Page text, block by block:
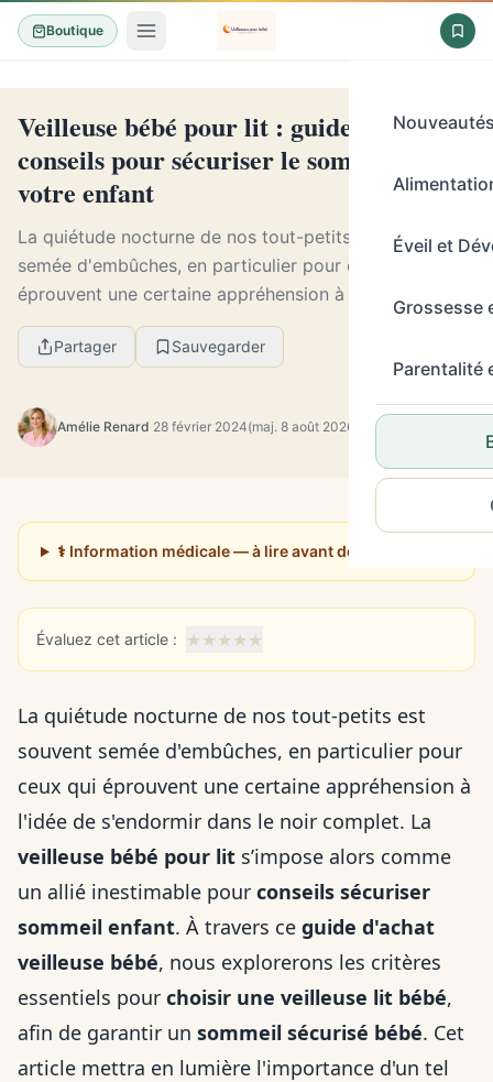
Boutique
Éveil et
Grossesse
Parentalité
Veilleuse bébé pour lit : guide d'achat et
conseils pour sécuriser le sommeil de
votre enfant
La quiétude nocturne de nos tout-petits est souvent
semée d'embûches, en particulier pour ceux qui
éprouvent une certaine appréhension à l'idée de
s'endormir dans le noir complet. La veilleuse bébé
po...Partager Sauvegarder
Amélie Renard·28 février 2024(maj. 8 août 2026)
⚕️ Information médicale — à lire avant de poursuivre
Évaluez cet article : ★★★★★
La quiétude nocturne de nos tout-petits est
souvent semée d'embûches, en particulier pour
ceux qui éprouvent une certaine appréhension à
l'idée de s'endormir dans le noir complet. La
veilleuse bébé pour lit s’impose alors comme
un allié inestimable pour conseils sécuriser
sommeil enfant. À travers ce guide d'achat
veilleuse bébé, nous explorerons les critères
essentiels pour choisir une veilleuse lit bébé,
afin de garantir un sommeil sécurisé bébé. Cet
article mettra en lumière l'importance d'un tel